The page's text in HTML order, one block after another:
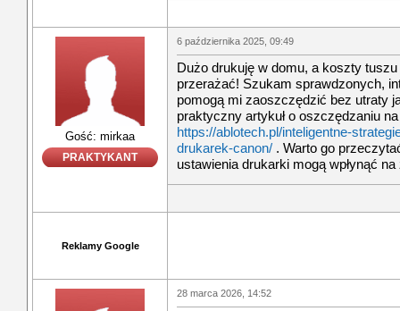
Gość: mirkaa
PRAKTYKANT
6 października 2025, 09:49
Dużo drukuję w domu, a koszty
przerażać! Szukam sprawdzonych,
pomogą mi zaoszczędzić bez utraty
praktyczny artykuł o oszczędzaniu
https://ablotech.pl/inteligentne-
drukarek-canon/ . Warto go
ustawienia drukarki mogą wpłynąć
Reklamy Google
28 marca 2026, 14:52